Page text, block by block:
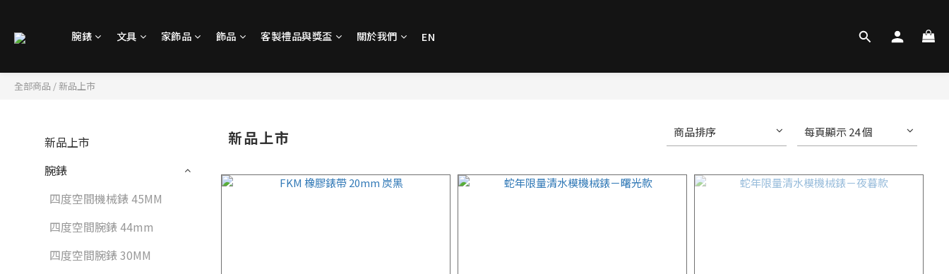
腕錶 文具 家飾品 飾品 客製禮品與獎盃 關於我們 EN
全部商品 /新品上市
新品上市
腕錶
四度空間機械錶 45MM
四度空間腕錶 44mm
四度空間腕錶 30MM
新品上市 商品排序 每頁顯示 24 個